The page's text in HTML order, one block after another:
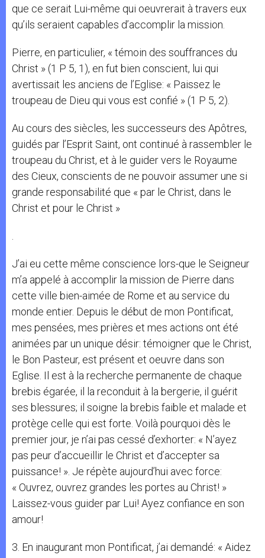
que ce serait Lui-même qui oeuvrerait à travers eux
qu’ils seraient capables d’accomplir la mission.
Pierre, en particulier, « témoin des souffrances du
Christ » (1 P 5, 1), en fut bien conscient, lui qui
avertissait les anciens de l’Eglise: « Paissez le
troupeau de Dieu qui vous est confié » (1 P 5, 2).
Au cours des siècles, les successeurs des Apôtres,
guidés par l’Esprit Saint, ont continué à rassembler le
troupeau du Christ, et à le guider vers le Royaume
des Cieux, conscients de ne pouvoir assumer une si
grande responsabilité que « par le Christ, dans le
Christ et pour le Christ »
J’ai eu cette même conscience lors-que le Seigneur
m’a appelé à accomplir la mission de Pierre dans
cette ville bien-aimée de Rome et au service du
monde entier. Depuis le début de mon Pontificat,
mes pensées, mes prières et mes actions ont été
animées par un unique désir: témoigner que le Christ,
le Bon Pasteur, est présent et oeuvre dans son
Eglise. Il est à la recherche permanente de chaque
brebis égarée, il la reconduit à la bergerie, il guérit
ses blessures; il soigne la brebis faible et malade et
protège celle qui est forte. Voilà pourquoi dès le
premier jour, je n’ai pas cessé d’exhorter: « N’ayez
pas peur d’accueillir le Christ et d’accepter sa
puissance! ». Je répète aujourd’hui avec force:
« Ouvrez, ouvrez grandes les portes au Christ! »
Laissez-vous guider par Lui! Ayez confiance en son
amour!
3. En inaugurant mon Pontificat, j’ai demandé: « Aidez